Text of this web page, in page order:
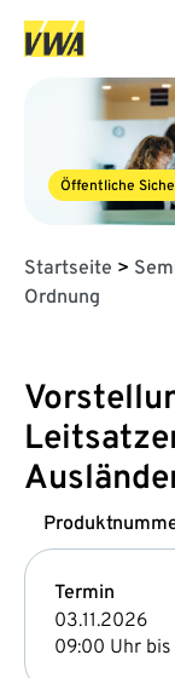
Öffentliche
Startseite >
Ordnung
Termin
03.11.2026
09:00 Uhr bis